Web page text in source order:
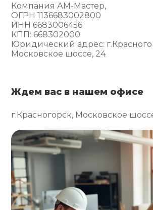
Компания АМ-Мастер,
ОГРН 1136683002800
ИНН 6683006456
КПП: 668302000
Юридический адрес:
Московское шоссе, 24
Ждем вас в нашем офисе
г.Красногорск, Московское